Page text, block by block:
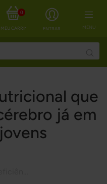
MENU
ENTRAR
MEU CARRINHO
0
que
já em